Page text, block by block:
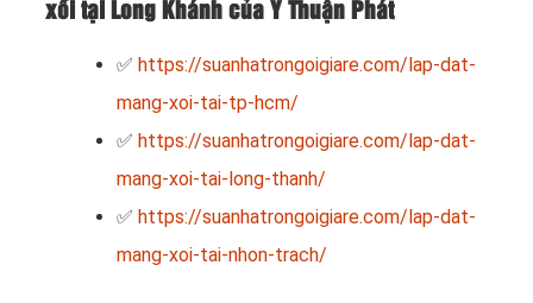
xối tại Long Khánh của Ý Thuận Phát
✅ https://suanhatrongoigiare.com/lap-dat-
mang-xoi-tai-tp-hcm/
✅ https://suanhatrongoigiare.com/lap-dat-
mang-xoi-tai-long-thanh/
✅ https://suanhatrongoigiare.com/lap-dat-
mang-xoi-tai-nhon-trach/